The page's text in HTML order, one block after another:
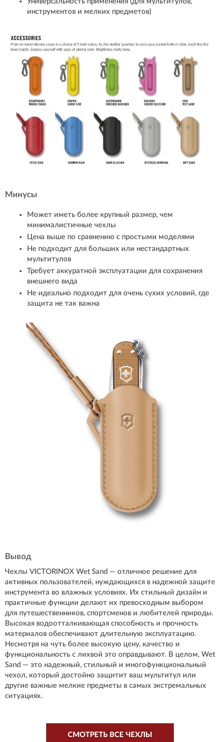
инструментов и мелких предметов)
Минусы
Может иметь более крупный размер, чем
минималистичные чехлы
Цена выше по сравнению с простыми моделями
Не подходит для больших или нестандартных
мультитулов
Требует аккуратной эксплуатации для сохранения
внешнего вида
Не идеально подходит для очень сухих условий, где
защита не так важна
Вывод
Чехлы VICTORINOX Wet Sand — отличное решение для
активных пользователей, нуждающихся в надежной защите
инструмента во влажных условиях. Их стильный дизайн и
практичные функции делают их превосходным выбором
для путешественников, спортсменов и любителей природы.
Высокая водоотталкивающая способность и прочность
материалов обеспечивают длительную эксплуатацию.
Несмотря на чуть более высокую цену, качество и
функциональность с лихвой это оправдывают. В целом, Wet
Sand — это надежный, стильный и многофункциональный
чехол, который достойно защитит ваш мультитул или
другие важные мелкие предметы в самых экстремальных
ситуациях.
СМОТРЕТЬ ВСЕ ЧЕХЛЫ